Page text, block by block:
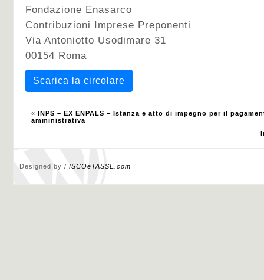
Fondazione Enasarco
Contribuzioni Imprese Preponenti
Via Antoniotto Usodimare 31
00154 Roma
Scarica la circolare
« INPS – EX ENPALS – Istanza e atto di impegno per il
amministrativa
Designed by FISCOeTASSE.com